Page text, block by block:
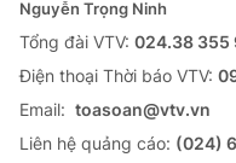
Nguyễn Trọng Ninh
Tổng đài VTV: 024.38 355
Ðiện thoại Thời báo VTV:
Email: toasoan@vtv.vn
Liên hệ quảng cáo: (024)